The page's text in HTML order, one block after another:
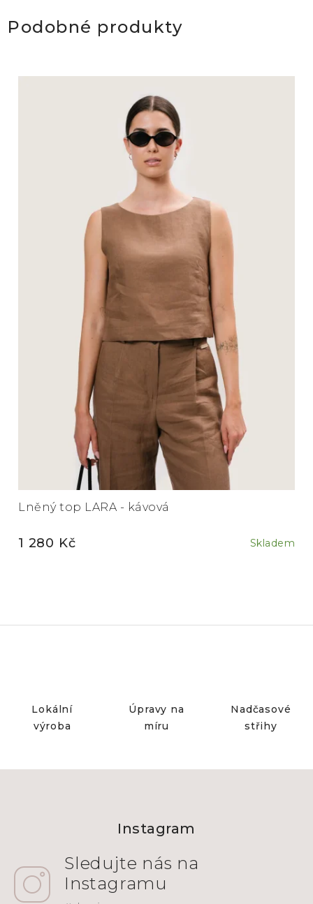
Lokální
výroba
Úpravy na
míru
Nadčasové
střihy
Podobné produkty
Lněný top LARA - kávová
Skladem
1 280 Kč
Instagram